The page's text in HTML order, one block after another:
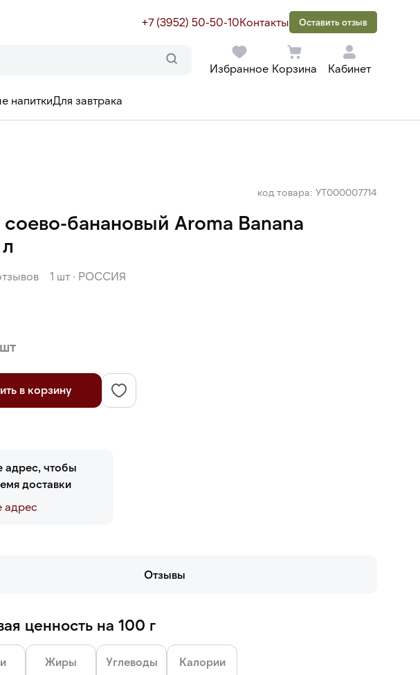
+7 (3952) 50-50-10Контакты Оставить отзыв
Избранное Корзина Кабинет
напиткиДля завтрака
код товара: УТ000007714
банановый Aroma Banana
1 шт · РОССИЯ
в корзину
адрес, чтобы
доставки
адреc
Отзывы
ценность на 100 г
Жиры Углеводы Калории